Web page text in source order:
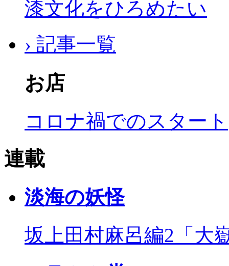
漆文化をひろめたい
› 記事一覧
お店
コロナ禍でのスタート
連載
淡海の妖怪
坂上田村麻呂編2「大